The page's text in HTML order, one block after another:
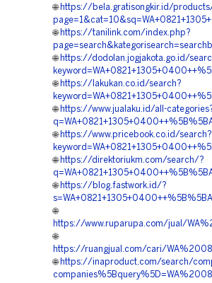
🌐 https://bela.gratisongkir.id/
🌐 https://tanilink.com/index.php?
🌐 https://dodolan.jogjakota.go.id/
🌐 https://lakukan.co.id/search?
🌐 https://www.jualaku.id/all-
🌐 https://www.pricebook.co.id/search?
🌐 https://direktoriukm.com/search/?
🌐 https://blog.fastwork.id/?
🌐
https://www.ruparupa.com/jual/
🌐
https://ruangjual.com/cari/
🌐 https://inaproduct.com/search/